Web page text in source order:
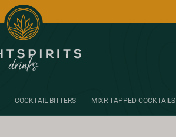
COCKTAIL BITTERS MIXR TAPPED COCKTAILS